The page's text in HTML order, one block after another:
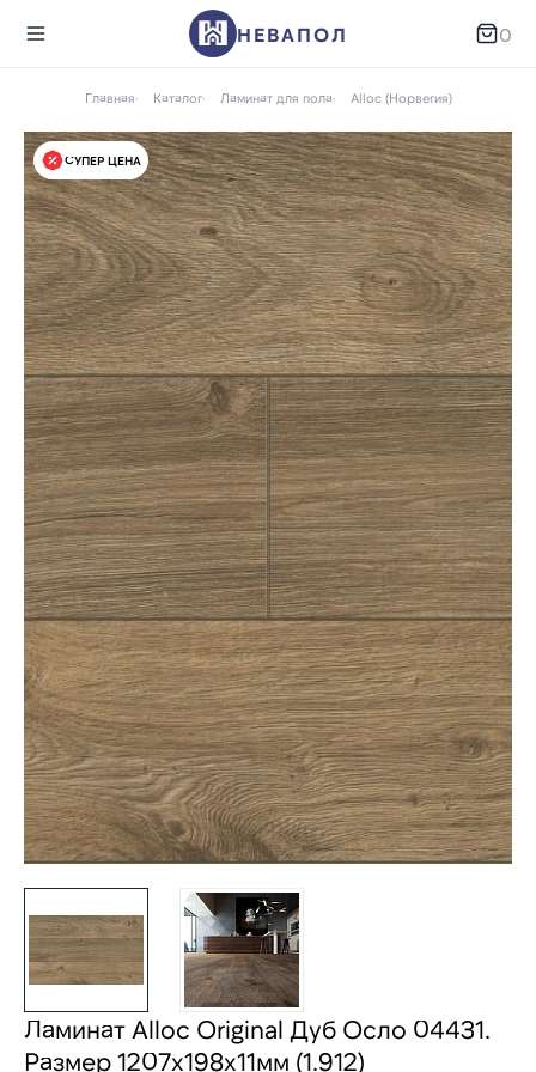
НЕВАПОЛ 0
Главная Каталог Ламинат для пола Alloc (Норвегия)
СУПЕР ЦЕНА
Ламинат Alloc Original Дуб Осло 04431.
Размер 1207х198х11мм (1.912)